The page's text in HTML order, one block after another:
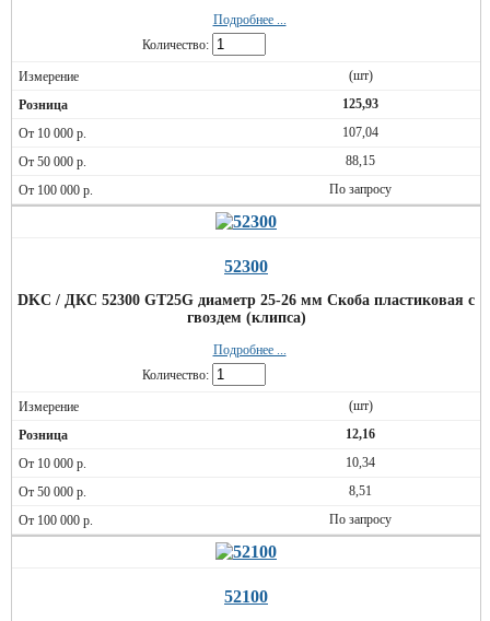
Подробнее ...
Количество:
(шт)
125,93
107,04
88,15
По запросу
52300
DKC / ДКС 52300 GT25G диаметр 25-26 мм Скоба пластиковая с
гвоздем (клипса)
Подробнее ...
Количество:
(шт)
12,16
10,34
8,51
По запросу
52100